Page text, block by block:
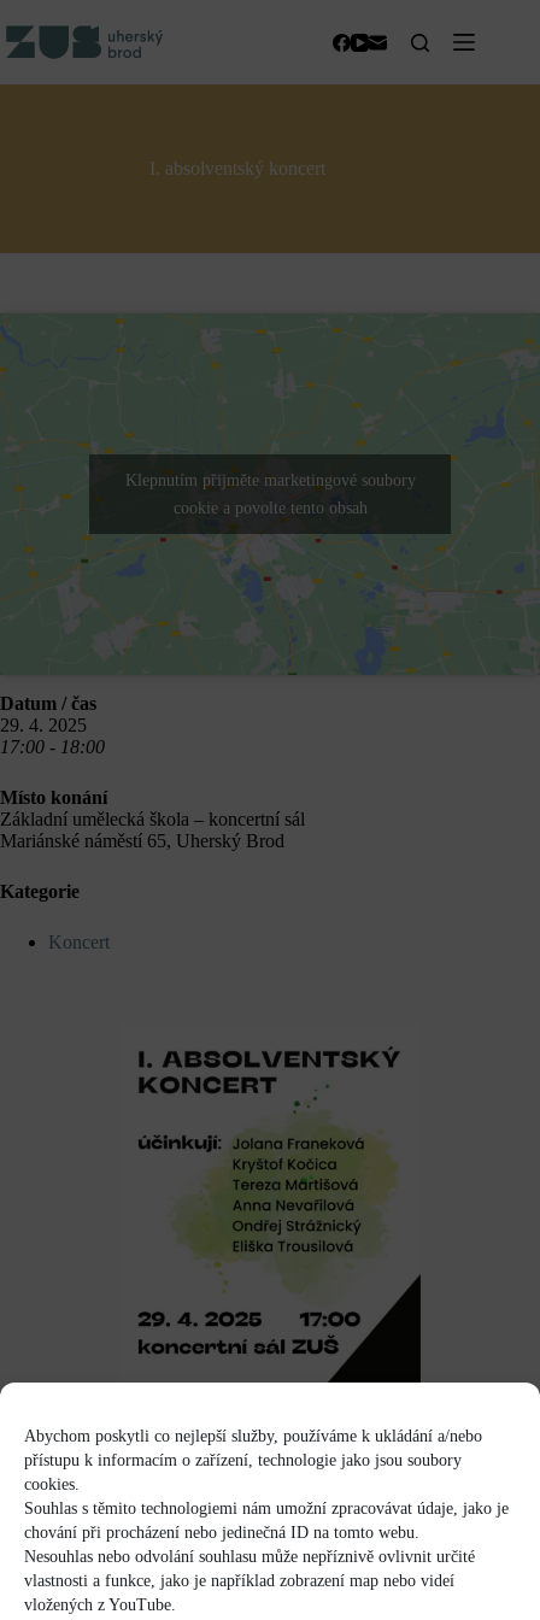
Abychom poskytli co nejlepší služby, používáme k ukládání a/nebo
přístupu k informacím o zařízení, technologie jako jsou soubory
cookies.
Souhlas s těmito technologiemi nám umožní zpracovávat údaje, jako je
chování při procházení nebo jedinečná ID na tomto webu.
Nesouhlas nebo odvolání souhlasu může nepříznivě ovlivnit určité
vlastnosti a funkce, jako je například zobrazení map nebo videí
vložených z YouTube.
to
content
I. absolventský koncert
Klepnutím přijměte marketingové soubory
cookie a povolte tento obsah
Datum / čas
29. 4. 2025
17:00 - 18:00
Místo konání
Základní umělecká škola – koncertní sál
Mariánské náměstí 65, Uherský Brod
Kategorie
Koncert